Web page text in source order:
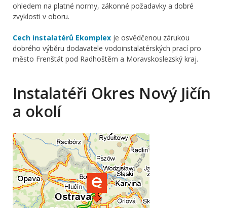
ohledem na platné normy, zákonné požadavky a dobré
zvyklosti v oboru.
Cech instalatérů Ekomplex je osvědčenou zárukou
dobrého výběru dodavatele vodoinstalatérských prací pro
město Frenštát pod Radhoštěm a Moravskoslezský kraj.
Instalatéři Okres Nový Jičín
a okolí